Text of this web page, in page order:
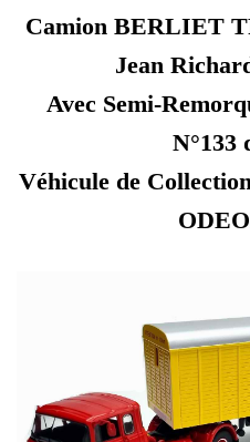
Camion BERLIET
Jean
Avec Semi-
N°133
Véhicule de